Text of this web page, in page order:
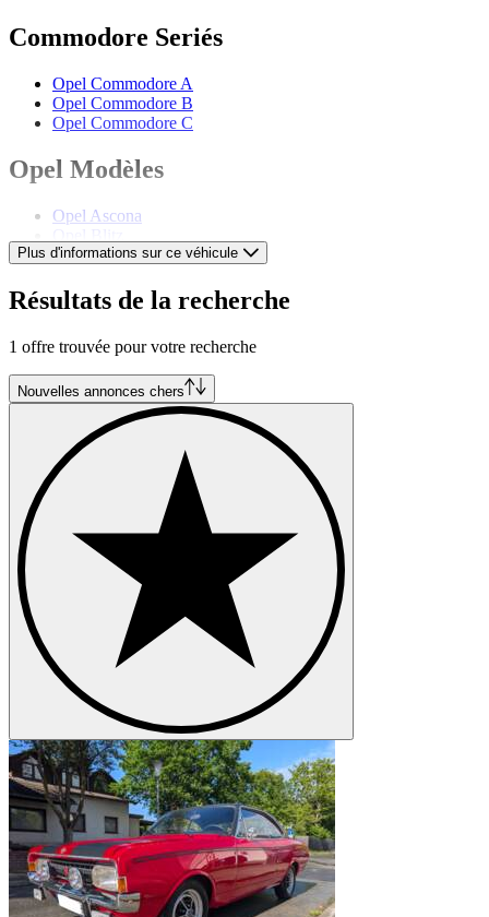
Commodore Seriés
Opel Commodore A
Opel Commodore B
Opel Commodore C
Opel Modèles
Opel Ascona
Opel Diplomat
Opel GT
Opel Kadett
Opel Manta
Opel Rekord
Opel Speedster
Opel Tigra
Opel Vectra
Plus d'informations sur ce véhicule
Résultats de la recherche
1 offre trouvée pour votre recherche
Nouvelles annonces chers